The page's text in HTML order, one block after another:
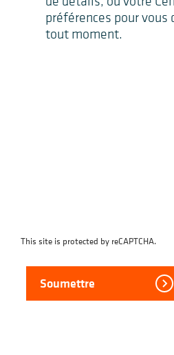
préférences pour vous
tout moment.
This site is protected by reCAPTCHA.
Soumettre